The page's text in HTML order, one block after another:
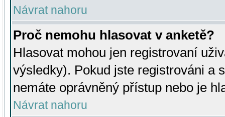
Návrat nahoru
Proč nemohu hlasovat v anketě?
Hlasovat mohou jen registrovaní
výsledky). Pokud jste registrováni a
nemáte oprávněný přístup nebo je
Návrat nahoru